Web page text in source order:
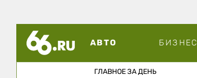
АВТО БИЗНЕС
ГЛАВНОЕ ЗА ДЕНЬ